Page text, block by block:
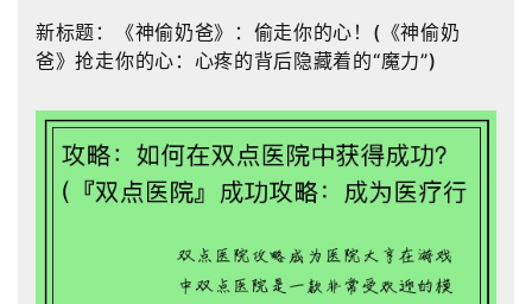
新标题：《神偷奶爸》：偷走你的心！(《神偷奶
爸》抢走你的心：心疼的背后隐藏着的“魔力”)